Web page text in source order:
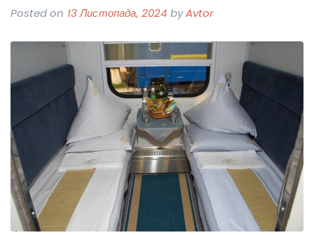
Posted on 13 Листопада, 2024 byAvtor